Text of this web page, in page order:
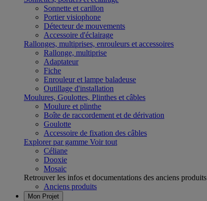
Sonnette et carillon
Portier visiophone
Détecteur de mouvements
Accessoire d'éclairage
Rallonges, multiprises, enrouleurs et accessoires
Rallonge, multiprise
Adaptateur
Fiche
Enrouleur et lampe baladeuse
Outillage d'installation
Moulures, Goulottes, Plinthes et câbles
Moulure et plinthe
Boîte de raccordement et de dérivation
Goulotte
Accessoire de fixation des câbles
Explorer par gamme Voir tout
Céliane
Dooxie
Mosaic
Retrouver les infos et documentations des anciens produits
Anciens produits
Mon Projet